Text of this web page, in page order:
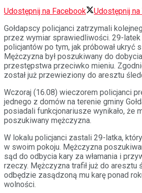
Udostępnij na Facebook
Udostępnij
Gołdapscy policjanci zatrzymali
przez wymiar sprawiedliwości. 29-latek
policjantów po tym, jak próbował ukryć
Mężczyzna był poszukiwany do
przestępstwa przeciwko mieniu.
został już przewieziony do aresztu
Wczoraj (16.08) wieczorem policjanci
jednego z domów na terenie gminy
posiadali funkcjonariusze wynikało, że
poszukiwany mężczyzna.
W lokalu policjanci zastali 29-latka,
w swoim pokoju. Mężczyzna
sąd do odbycia kary za włamania i
rzeczy. Mężczyzna trafił już do aresztu
odbędzie zasądzoną mu karę ponad
wolności.